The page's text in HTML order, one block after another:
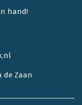
hand!
de Zaan